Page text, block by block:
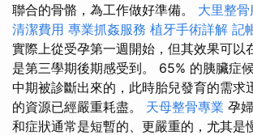
聯合的骨骼，為工作做好準備。 大里整骨
清潔費用 專業抓姦服務 植牙手術詳解 記
實際上從受孕第一週開始，但其效果可以
是第三學期後期感受到。 65% 的胰臟症
中期被診斷出來的，此時胎兒發育的需求
的資源已經嚴重耗盡。 天母整骨專業 孕
和症狀通常是短暫的、更嚴重的，尤其是